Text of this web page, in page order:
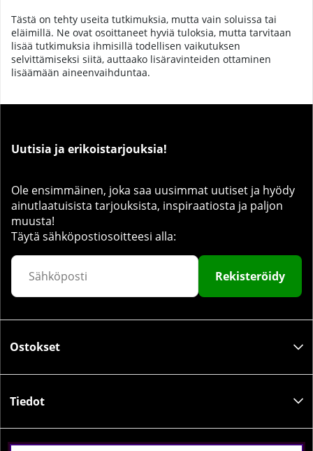
Tästä on tehty useita tutkimuksia, mutta vain soluissa tai
eläimillä. Ne ovat osoittaneet hyviä tuloksia, mutta tarvitaan
lisää tutkimuksia ihmisillä todellisen vaikutuksen
selvittämiseksi siitä, auttaako lisäravinteiden ottaminen
lisäämään aineenvaihduntaa.
Uutisia ja erikoistarjouksia!
Ole ensimmäinen, joka saa uusimmat uutiset ja hyödy
ainutlaatuisista tarjouksista, inspiraatiosta ja paljon
muusta!
Täytä sähköpostiosoitteesi alla:
Rekisteröidy
Ostokset
Tiedot